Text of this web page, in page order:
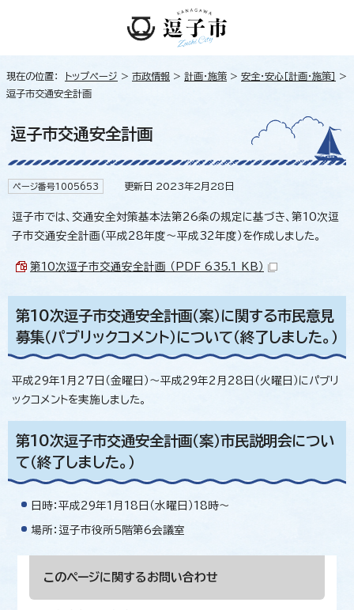
現在の位置： トップページ > 市政情報 > 計画・施策 > 安全・安心［計画・施策］
>
逗子市交通安全計画
逗子市交通安全計画
ページ番号1005653 更新日 2023年2月28日
逗子市では、交通安全対策基本法第26条の規定に基づき、第10次逗
子市交通安全計画（平成28年度〜平成32年度）を作成しました。
第10次逗子市交通安全計画 （PDF 635.1 KB）
第10次逗子市交通安全計画（案）に関する市民意見
募集（パブリックコメント）について（終了しました。）
平成29年1月27日（金曜日）～平成29年2月28日（火曜日）にパブリ
ックコメントを実施しました。
第10次逗子市交通安全計画（案）市民説明会につい
て（終了しました。）
日時：平成29年1月18日（水曜日）18時～
場所：逗子市役所5階第6会議室
このページに関する お問い合わせ